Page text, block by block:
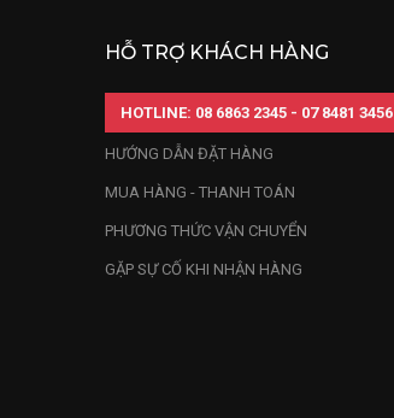
HỖ TRỢ KHÁCH HÀNG
HOTLINE: 08 6863 2345 - 07 8481 3456
HƯỚNG DẪN ĐẶT HÀNG
MUA HÀNG - THANH TOÁN
PHƯƠNG THỨC VẬN CHUYỂN
GẶP SỰ CỐ KHI NHẬN HÀNG